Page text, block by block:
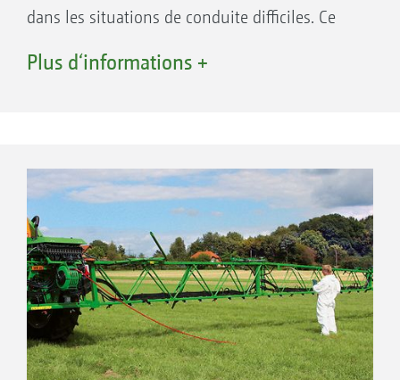
dans les situations de conduite difficiles. Ce
vérifier le fonctionnement des buses derrière la
est éclairé en arrière-plan et peut aussi afficher
deux caméras simultanément.
Plus d‘informations +